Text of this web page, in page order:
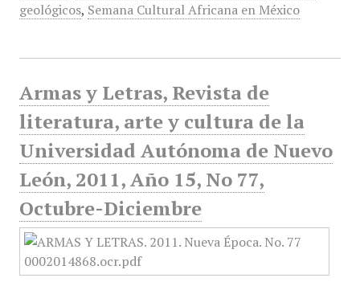
geológicos, Semana Cultural Africana en México
Armas y Letras, Revista de
literatura, arte y cultura de la
Universidad Autónoma de Nuevo
León, 2011, Año 15, No 77,
Octubre-Diciembre